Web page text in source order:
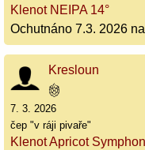
Klenot NEIPA 14°
Ochutnáno 7.3. 2026
Kresloun
7. 3. 2026
čep "v ráji pivaře"
Klenot Apricot